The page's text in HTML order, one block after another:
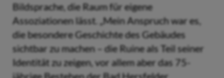
Bildsprache, die Raum für eigene
Assoziationen lässt. „Mein Anspruch war es,
die besondere Geschichte des Gebäudes
sichtbar zu machen – die Ruine als Teil seiner
Identität zu zeigen, vor allem aber das 75-